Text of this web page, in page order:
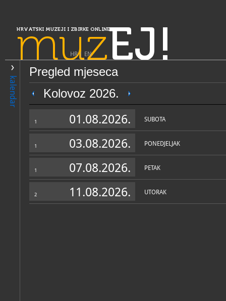
HRVATSKI MUZEJI I ZBIRKE ONLINE
muzEJ!
HR| EN
kalendar
Pregled mjeseca
Kolovoz 2026.
1 01.08.2026. SUBOTA
1 03.08.2026. PONEDJELJAK
1 07.08.2026. PETAK
2 11.08.2026. UTORAK
PRETRAŽIVANJE
Slavonija, Baranja i Srijem
Muzej Brodskog Posavlja
OPĆI PODACI